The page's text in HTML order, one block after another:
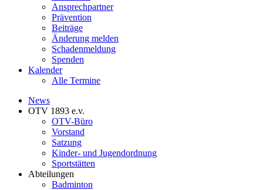
Ansprechpartner
Prävention
Beiträge
Änderung melden
Schadenmeldung
Spenden
Kalender
Alle Termine
News
OTV 1893 e.v.
OTV-Büro
Vorstand
Satzung
Kinder- und Jugendordnung
Sportstätten
Abteilungen
Badminton